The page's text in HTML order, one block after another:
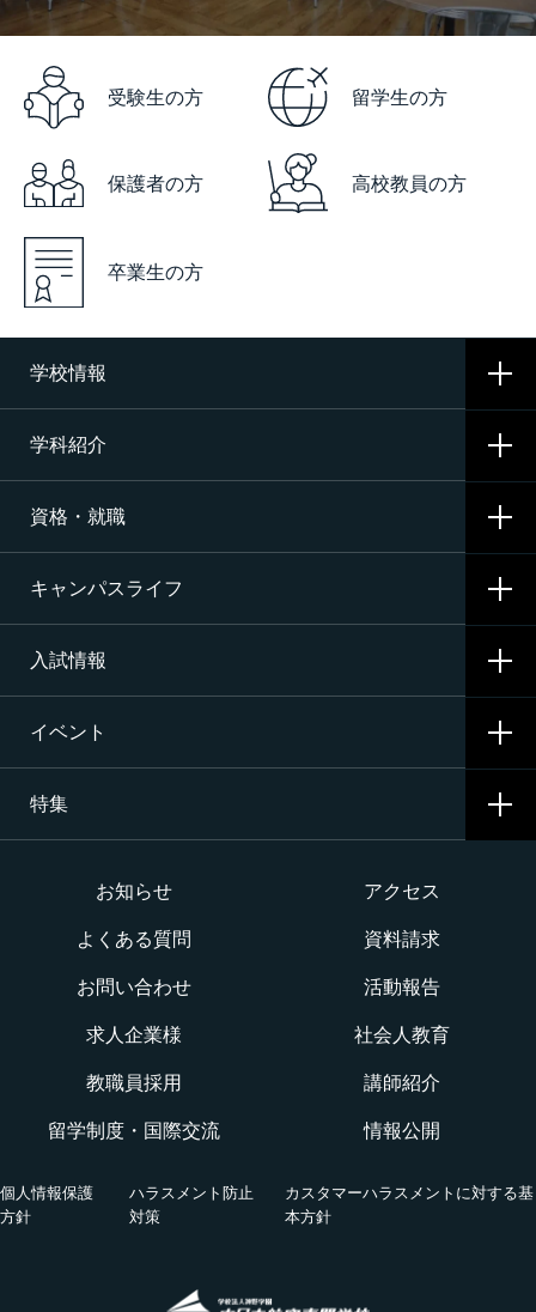
受験生の方 留学生の方
保護者の方 高校教員の方
卒業生の方
学校情報
学校概要
沿革
施設・設備
学科紹介
CNAの3つの学科
航空整備科
エアライン（ANA・JAL）整備士養成コース
二等航空整備士コース［ヘリコプタータービン専攻］
構造整備・製造コース
エアポートサービス科
グランドハンドリングコース
国際グランドハンドリング科
資格・就職
資格サポート・めざす資格
就職サポート・内定先
就職活動
キャンパスライフ
学校生活
寮生活
入試情報
入試要項・出願・会場
学費・奨学金・教育ローン
イベント
イベント一覧
イベントカレンダー
オープンキャンパス
航空教室
オンライン相談会
特集
大学か専門学校か
航空整備士になるには？
授業を動画チェック
活躍する卒業生
お知らせ アクセス
よくある質問 資料請求
お問い合わせ 活動報告
求人企業様 社会人教育
教職員採用 講師紹介
留学制度・国際交流 情報公開
個人情報保護
方針
ハラスメント防止
対策
カスタマーハラスメントに対する基
本方針